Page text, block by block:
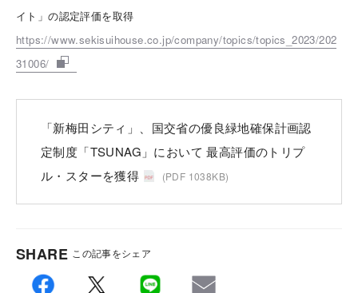
イト」の認定評価を取得
https://www.sekisuihouse.co.jp/company/topics/topics_2023/202
31006/
「新梅田シティ」、国交省の優良緑地確保計画認
定制度「TSUNAG」において 最高評価のトリプ
ル・スターを獲得
(PDF 1038KB)
SHARE この記事をシェア